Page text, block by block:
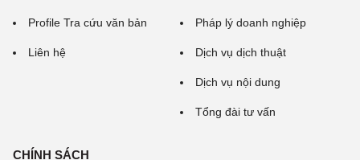
Profile Tra cứu văn bản
Liên hệ
Pháp lý doanh nghiệp
Dịch vụ dịch thuật
Dịch vụ nội dung
Tổng đài tư vấn
CHÍNH SÁCH